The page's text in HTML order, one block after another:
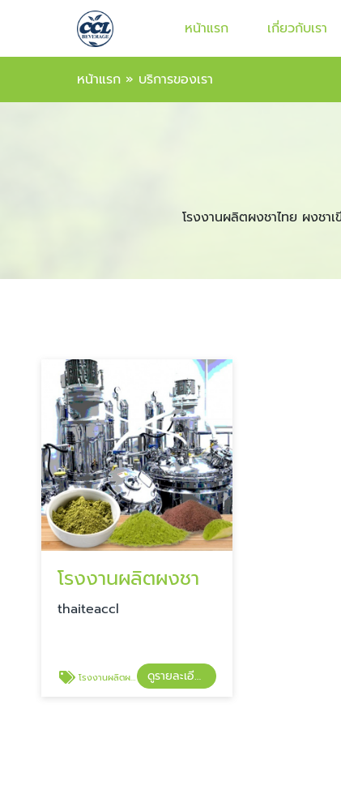
หน้าแรก เกี่ยวกับเรา
หน้าแรก » บริการของเรา
โรงงานผลิตผงชาไทย ผงช
โรงงานผลิตผงชา
​​thaiteaccl
โรงงานผลิตผงชา ดูรายละเอียด